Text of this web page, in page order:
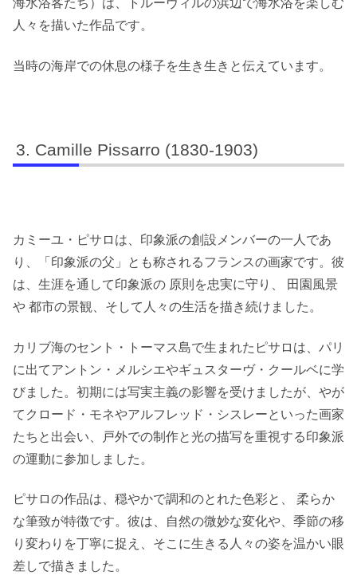
海水浴客たち）は、トルーヴィルの浜辺で海水浴を楽しむ
人々を描いた作品です。
当時の海岸での休息の様子を生き生きと伝えています。
Camille Pissarro (1830-1903)
カミーユ・ピサロは、印象派の創設メンバーの一人であ
り、「印象派の父」とも称されるフランスの画家です。彼
は、生涯を通して印象派の 原則を忠実に守り、 田園風景
や 都市の景観、そして人々の生活を描き続けました。
カリブ海のセント・トーマス島で生まれたピサロは、パリ
に出てアントン・メルシエやギュスターヴ・クールベに学
びました。初期には写実主義の影響を受けましたが、やが
てクロード・モネやアルフレッド・シスレーといった画家
たちと出会い、戸外での制作と光の描写を重視する印象派
の運動に参加しました。
ピサロの作品は、穏やかで調和のとれた色彩と、 柔らか
な筆致が特徴です。彼は、自然の微妙な変化や、季節の移
り変わりを丁寧に捉え、そこに生きる人々の姿を温かい眼
差しで描きました。